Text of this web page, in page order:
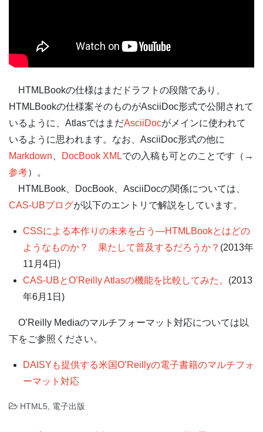
HTMLBookの仕様はまだドラフトの段階であり、
HTMLBookの仕様案そのものがAsciiDoc形式で公開されて
いるように、AtlasではまだAsciiDocがメインに使われて
いるように思われます。なお、AsciiDoc形式の他に
Markdown
DocBook XMLでの入稿も可とのことです（→
参考）。
HTMLBook、DocBook、AsciiDocの関係については、
CAS-UBブログが以下のエントリで解説をしています。
CSSによる本作りの未来を占う―HTMLBookとはどの
ようなものか？ 果たして普及するだろうか？ (2013年
11月4日)
CAS-UBとO’Reilly Atlasの機能を比較してみた。 (2013
年6月1日)
O’Reilly Mediaのマルチフォーマット対応については以
下をご参照ください。
DAISYも提供する米国O’Reillyの電子書籍のマルチフォ
ーマット対応
HTML5 電子出版